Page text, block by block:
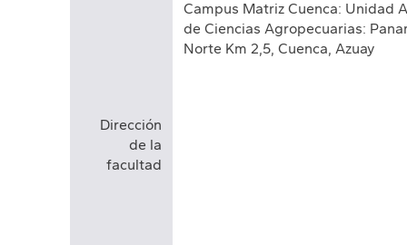
Dirección
de la
facultad
Campus Matriz Cuenca: Unidad
de Ciencias Agropecuarias:
Norte Km 2,5, Cuenca, Azuay